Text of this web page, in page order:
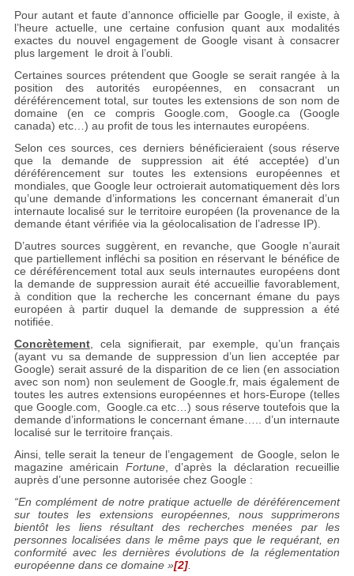
Pour autant et faute d’annonce officielle par Google, il existe, à
l’heure actuelle, une certaine confusion quant aux modalités
exactes du nouvel engagement de Google visant à consacrer
plus largement le droit à l’oubli.
Certaines sources prétendent que Google se serait rangée à la
position des autorités européennes, en consacrant un
déréférencement total, sur toutes les extensions de son nom de
domaine (en ce compris Google.com, Google.ca (Google
canada) etc…) au profit de tous les internautes européens.
Selon ces sources, ces derniers bénéficieraient (sous réserve
que la demande de suppression ait été acceptée) d’un
déréférencement sur toutes les extensions européennes et
mondiales, que Google leur octroierait automatiquement dès lors
qu’une demande d’informations les concernant émanerait d’un
internaute localisé sur le territoire européen (la provenance de la
demande étant vérifiée via la géolocalisation de l’adresse IP).
D’autres sources suggèrent, en revanche, que Google n’aurait
que partiellement infléchi sa position en réservant le bénéfice de
ce déréférencement total aux seuls internautes européens dont
la demande de suppression aurait été accueillie favorablement,
à condition que la recherche les concernant émane du pays
européen à partir duquel la demande de suppression a été
notifiée.
Concrètement, cela signifierait, par exemple, qu’un français
(ayant vu sa demande de suppression d’un lien acceptée par
Google) serait assuré de la disparition de ce lien (en association
avec son nom) non seulement de Google.fr, mais également de
toutes les autres extensions européennes et hors-Europe (telles
que Google.com, Google.ca etc…) sous réserve toutefois que la
demande d’informations le concernant émane….. d’un internaute
localisé sur le territoire français.
Ainsi, telle serait la teneur de l’engagement de Google, selon le
magazine américain Fortune, d’après la déclaration recueillie
auprès d’une personne autorisée chez Google :
“En complément de notre pratique actuelle de déréférencement
sur toutes les extensions européennes, nous supprimerons
bientôt les liens résultant des recherches menées par les
personnes localisées dans le même pays que le requérant, en
conformité avec les dernières évolutions de la réglementation
européenne dans ce domaine »[2].